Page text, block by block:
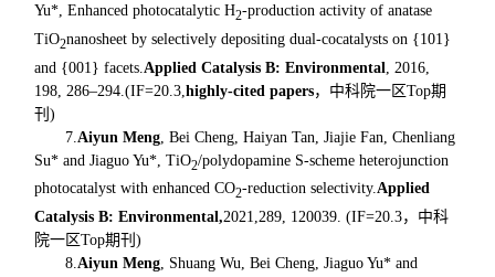
Yu*, Enhanced photocatalytic H2-production activity of anatase
TiO2nanosheet by selectively depositing dual-cocatalysts on {101}
and {001} facets. Applied Catalysis B: Environmental , 2016,
198, 286–294.(IF=20.3,highly-cited papers，中科院一区Top期
刊)
7. Aiyun Meng , Bei Cheng, Haiyan Tan, Jiajie Fan, Chenliang
Su* and Jiaguo Yu*, TiO2/polydopamine S-scheme heterojunction
photocatalyst with enhanced CO2-reduction selectivity.Applied
Catalysis B: Environmental,2021,289, 120039. (IF=20.3，中科
院一区Top期刊)
8.Aiyun Meng, Shuang Wu, Bei Cheng, Jiaguo Yu* and